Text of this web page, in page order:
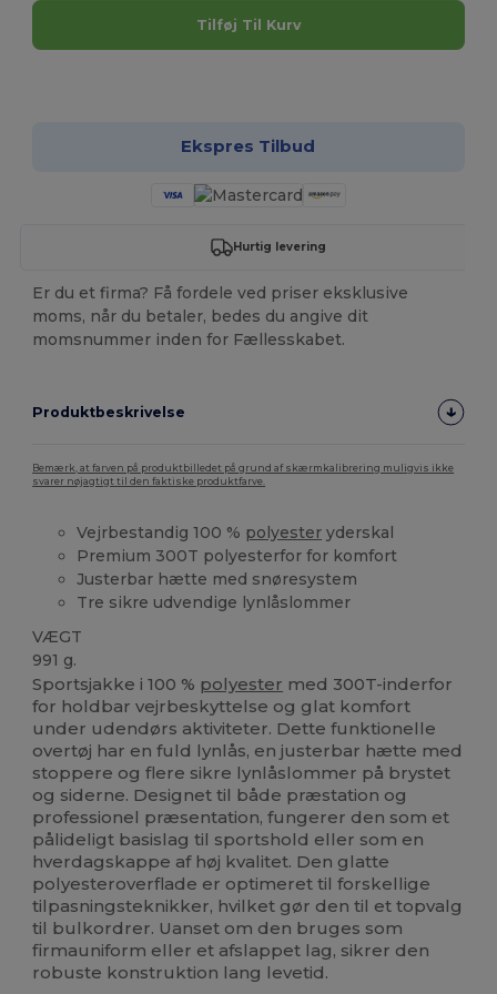
Tilføj Til Kurv
Ekspres Tilbud
Hurtig levering
Er du et firma? Få fordele ved priser eksklusive
moms, når du betaler, bedes du angive dit
momsnummer inden for Fællesskabet.
Produktbeskrivelse
Bemærk, at farven på produktbilledet på grund af skærmkalibrering muligvis ikke
svarer nøjagtigt til den faktiske produktfarve.
Vejrbestandig 100 % polyester yderskal
Premium 300T polyesterfor for komfort
Justerbar hætte med snøresystem
Tre sikre udvendige lynlåslommer
VÆGT
991 g.
Sportsjakke i 100 % polyester med 300T-inderfor
for holdbar vejrbeskyttelse og glat komfort
under udendørs aktiviteter. Dette funktionelle
overtøj har en fuld lynlås, en justerbar hætte med
stoppere og flere sikre lynlåslommer på brystet
og siderne. Designet til både præstation og
professionel præsentation, fungerer den som et
pålideligt basislag til sportshold eller som en
hverdagskappe af høj kvalitet. Den glatte
polyesteroverflade er optimeret til forskellige
tilpasningsteknikker, hvilket gør den til et topvalg
til bulkordrer. Uanset om den bruges som
firmauniform eller et afslappet lag, sikrer den
robuste konstruktion lang levetid.